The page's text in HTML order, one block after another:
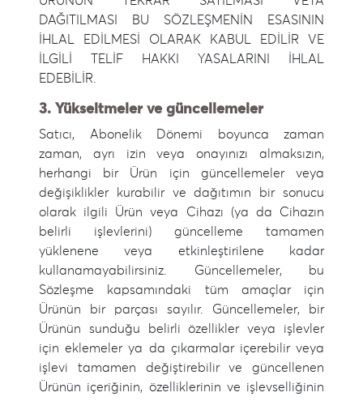
DAĞITILMASI BU SÖZLEŞMENİN ESASININ
İHLAL EDİLMESİ OLARAK KABUL EDİLİR VE
İLGİLİ TELİF HAKKI YASALARINI İHLAL
EDEBİLİR.
3. Yükseltmeler ve güncellemeler
Satıcı, Abonelik Dönemi boyunca zaman
zaman, ayrı izin veya onayınızı almaksızın,
herhangi bir Ürün için güncellemeler veya
değişiklikler kurabilir ve dağıtımın bir sonucu
olarak ilgili Ürün veya Cihazı (ya da Cihazın
belirli işlevlerini) güncelleme tamamen
yüklenene veya etkinleştirilene kadar
kullanamayabilirsiniz. Güncellemeler, bu
Sözleşme kapsamındaki tüm amaçlar için
Ürünün bir parçası sayılır. Güncellemeler, bir
Ürünün sunduğu belirli özellikler veya işlevler
için eklemeler ya da çıkarmalar içerebilir veya
işlevi tamamen değiştirebilir ve güncellenen
Ürünün içeriğinin, özelliklerinin ve işlevselliğinin